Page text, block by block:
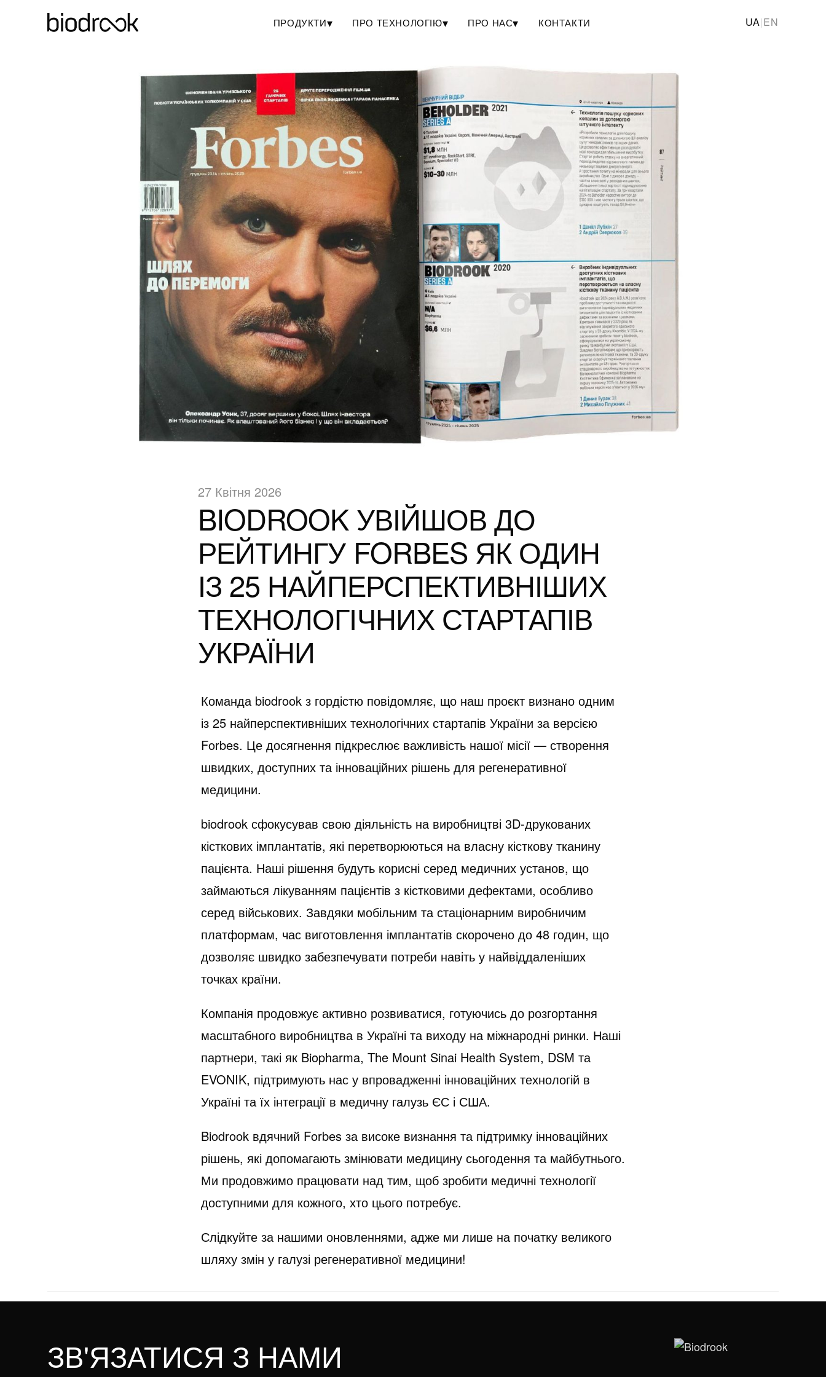
ПРОДУКТИ▾ ПРО ТЕХНОЛОГІЮ▾ ПРО НАС▾ КОНТАКТИ UA|EN
27 Квітня 2026
BIODROOK УВІЙШОВ ДО
РЕЙТИНГУ FORBES ЯК ОДИН
ІЗ 25 НАЙПЕРСПЕКТИВНІШИХ
ТЕХНОЛОГІЧНИХ СТАРТАПІВ
УКРАЇНИ
Команда biodrook з гордістю повідомляє, що наш проєкт визнано одним
із 25 найперспективніших технологічних стартапів України за версією
Forbes. Це досягнення підкреслює важливість нашої місії — створення
швидких, доступних та інноваційних рішень для регенеративної
медицини.
biodrook сфокусував свою діяльність на виробництві 3D-друкованих
кісткових імплантатів, які перетворюються на власну кісткову тканину
пацієнта. Наші рішення будуть корисні серед медичних установ, що
займаються лікуванням пацієнтів з кістковими дефектами, особливо
серед військових. Завдяки мобільним та стаціонарним виробничим
платформам, час виготовлення імплантатів скорочено до 48 годин, що
дозволяє швидко забезпечувати потреби навіть у найвіддаленіших
точках країни.
Компанія продовжує активно розвиватися, готуючись до розгортання
масштабного виробництва в Україні та виходу на міжнародні ринки. Наші
партнери, такі як Biopharma, The Mount Sinai Health System, DSM та
EVONIK, підтримують нас у впровадженні інноваційних технологій в
Україні та їх інтеграції в медичну галузь ЄС і США.
Biodrook вдячний Forbes за високе визнання та підтримку інноваційних
рішень, які допомагають змінювати медицину сьогодення та майбутнього.
Ми продовжимо працювати над тим, щоб зробити медичні технології
доступними для кожного, хто цього потребує.
Слідкуйте за нашими оновленнями, адже ми лише на початку великого
шляху змін у галузі регенеративної медицини!
ЗВ'ЯЗАТИСЯ З НАМИ